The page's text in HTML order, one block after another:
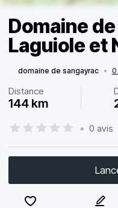
Domaine
Laguiole et
domaine de sangayrac •
Distance
144 km
• 0 avis